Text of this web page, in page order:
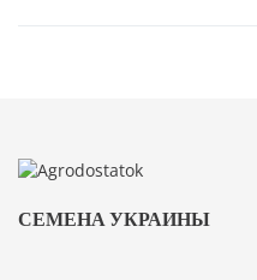
СЕМЕНА УКРАИНЫ